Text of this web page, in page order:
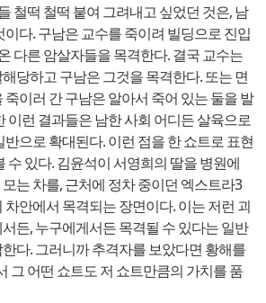
철떡 철떡 붙여 그려내고 싶었던 것은, 남
다. 구남은 교수를 죽이려 빌딩으로 진입
다른 암살자들을 목격한다. 결국 교수는
당하고 구남은 그것을 목격한다. 또는 면
이러 간 구남은 알아서 죽어 있는 둘을 발
이런 결과들은 남한 사회 어디든 살육으로
으로 확대된다. 이런 점을 한 쇼트로 표현
수 있다. 김윤석이 서영희의 딸을 병원에
는 차를, 근처에 정차 중이던 엑스트라3
안에서 목격되는 장면이다. 이는 저런 괴
든, 누구에게서든 목격될 수 있다는 일반
다. 그러니까 추격자를 보았다면 황해를
그 어떤 쇼트도 저 쇼트만큼의 가치를 품